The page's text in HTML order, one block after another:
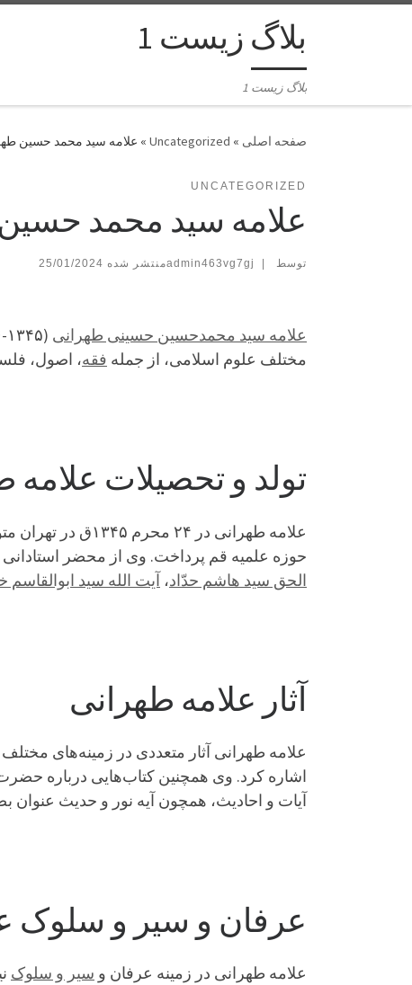
بلاگ زیست 1
بلاگ زیست 1
»
Uncategorized
» علامه سید محمد حسین
UNCATEGORIZED
علامه سید محمد
توسط admin463vg7gj
25/01/2024
علامه سید محمدحسین حسینی طهرانی
مختلف علوم اسلامی، از جمله فقه، اصول،
تولد و تحصیلات علامه
علامه طهرانی
حوزه علمیه قم پرداخت. وی از محضر
الحق سید هاشم حدّاد، آیت الله سید ابوالقاسم
آثار علامه طهرانی
علامه طهرانی آثار متعددی در زمینه‌های
اشاره کرد. وی همچنین کتاب‌هایی درباره حضرت
آیات و احادیث، همچون آیه نور و حدیث عنوان
عرفان و سیر و سلوک
علامه طهرانی در زمینه عرفان و سیر و سلوک